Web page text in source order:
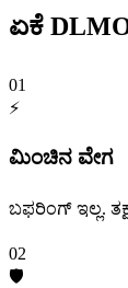
ಏಕೆ
01
⚡
ಮಿಂಚಿನ ವೇಗ
ಬಫರಿಂಗ್ ಇಲ್ಲ.
02
🛡️